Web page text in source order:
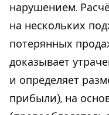
нарушением.
на нескольких
потерянных
доказывает
и определяет
прибыли), на